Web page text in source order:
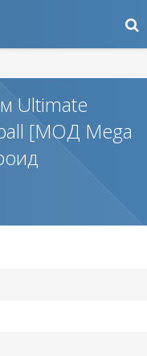
Ultimate
[МОД Mega